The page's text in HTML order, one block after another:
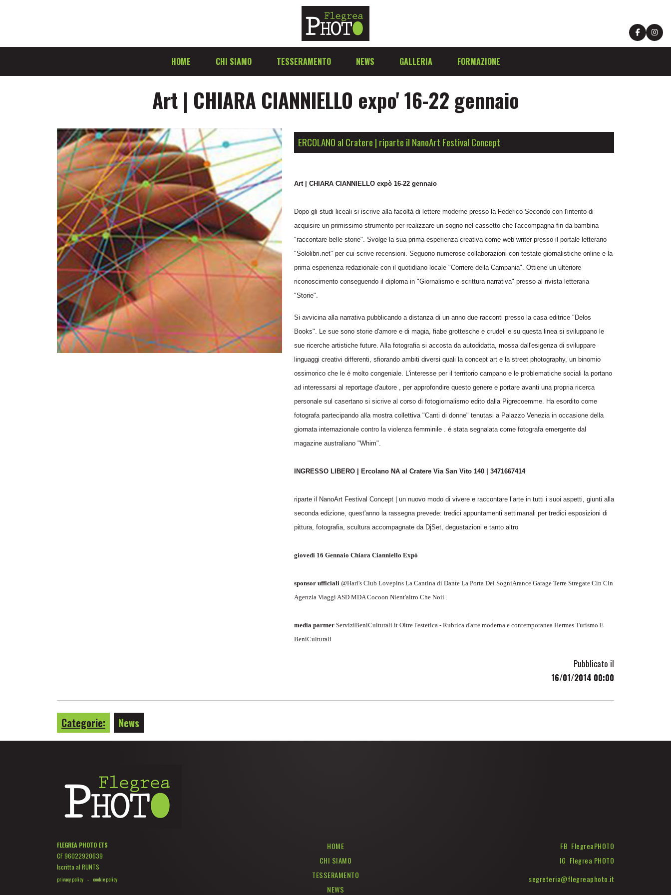
HOME CHI SIAMO TESSERAMENTO NEWS GALLERIA FORMAZIONE
Art | CHIARA CIANNIELLO expo' 16-22 gennaio
ERCOLANO al Cratere | riparte il NanoArt Festival Concept
Art | CHIARA CIANNIELLO expò 16-22 gennaio
Dopo gli studi liceali si iscrive alla facoltà di lettere moderne presso la Federico Secondo con l'intento di
acquisire un primissimo strumento per realizzare un sogno nel cassetto che l'accompagna fin da bambina
"raccontare belle storie". Svolge la sua prima esperienza creativa come web writer presso il portale letterario
"Sololibri.net" per cui scrive recensioni. Seguono numerose collaborazioni con testate giornalistiche online e la
prima esperienza redazionale con il quotidiano locale "Corriere della Campania". Ottiene un ulteriore
riconoscimento conseguendo il diploma in "Giornalismo e scrittura narrativa" presso al rivista letteraria
"Storie".
Si avvicina alla narrativa pubblicando a distanza di un anno due racconti presso la casa editrice "Delos
Books". Le sue sono storie d'amore e di magia, fiabe grottesche e crudeli e su questa linea si sviluppano le
sue ricerche artistiche future. Alla fotografia si accosta da autodidatta, mossa dall'esigenza di sviluppare
linguaggi creativi differenti, sfiorando ambiti diversi quali la concept art e la street photography, un binomio
ossimorico che le è molto congeniale. L'interesse per il territorio campano e le problematiche sociali la portano
ad interessarsi al reportage d'autore , per approfondire questo genere e portare avanti una propria ricerca
personale sul casertano si sicrive al corso di fotogiornalismo edito dalla Pigrecoemme. Ha esordito come
fotografa partecipando alla mostra collettiva "Canti di donne" tenutasi a Palazzo Venezia in occasione della
giornata internazionale contro la violenza femminile . é stata segnalata come fotografa emergente dal
magazine australiano "Whim".
INGRESSO LIBERO | Ercolano NA al Cratere Via San Vito 140 | 3471667414
riparte il NanoArt Festival Concept | un nuovo modo di vivere e raccontare l’arte in tutti i suoi aspetti, giunti alla
seconda edizione, quest'anno la rassegna prevede: tredici appuntamenti settimanali per tredici esposizioni di
pittura, fotografia, scultura accompagnate da DjSet, degustazioni e tanto altro
giovedi 16 Gennaio Chiara Cianniello Expò
sponsor ufficiali @Harl's Club Lovepins La Cantina di Dante La Porta Dei SogniArance Garage Terre Stregate Cin Cin
Agenzia Viaggi ASD MDA Cocoon Nient'altro Che Noii .
media partner ServiziBeniCulturali.it Oltre l'estetica - Rubrica d'arte moderna e contemporanea Hermes Turismo E
BeniCulturali
Pubblicato il
16/01/2014 00:00
Categorie: News
FLEGREA PHOTO ETS
CF 96022920639
Iscritta al RUNTS
privacy policy - cookie policy
HOME
CHI SIAMO
TESSERAMENTO
NEWS
FB FlegreaPHOTO
IG Flegrea PHOTO
segreteria@flegreaphoto.it